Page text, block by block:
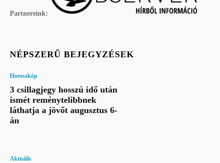
Partnereink:
NÉPSZERŰ BEJEGYZÉSEK
Horoszkóp
3 csillagjegy hosszú idő után
ismét reménytelibbnek
láthatja a jövőt augusztus 6-
án
Aktuális